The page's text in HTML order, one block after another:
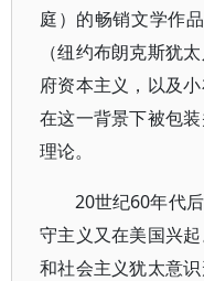
庭）的畅销文学作
（纽约布朗克斯犹
府资本主义，以及
在这一背景下被包
理论。
20世纪60年代
守主义又在美国兴
和社会主义犹太意